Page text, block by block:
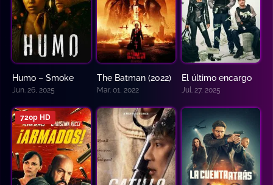
5.926
Humo – Smoke
Jun. 26, 2025
7.8
The Batman (2022)
Mar. 01, 2022
N/A
El último encargo
Jul. 27, 2025
720p HD